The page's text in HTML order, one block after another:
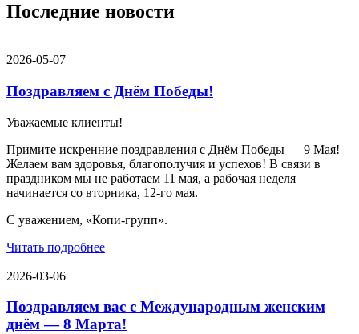
Последние новости
2026-05-07
Поздравляем с Днём Победы!
Уважаемые клиенты!
Примите искренние поздравления с Днём Победы — 9 Мая!
Желаем вам здоровья, благополучия и успехов! В связи в
праздником мы не работаем 11 мая, а рабочая неделя
начинается со вторника, 12-го мая.
С уважением, «Копи-групп».
Читать подробнее
2026-03-06
Поздравляем вас с Международным женским
днём — 8 Марта!